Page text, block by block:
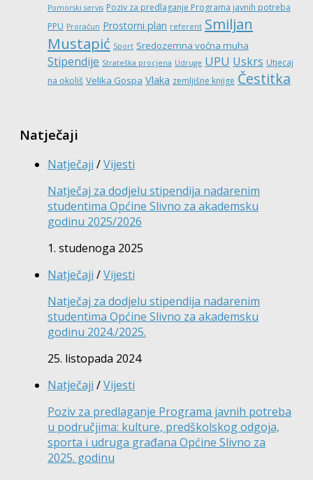
Pomorski servis Poziv za predlaganje Programa javnih potreba
PPU Proračun Prostorni plan referent Smiljan
Mustapić Sport Sredozemna voćna muha
Stipendije Strateška procjena Udruge UPU Uskrs Utjecaj
na okoliš Velika Gospa Vlaka zemljišne knjige Čestitka
Natječaji
Natječaji /Vijesti
Natječaj za dodjelu stipendija nadarenim
studentima Općine Slivno za akademsku
godinu 2025/2026
1. studenoga 2025
Natječaji /Vijesti
Natječaj za dodjelu stipendija nadarenim
studentima Općine Slivno za akademsku
godinu 2024./2025.
25. listopada 2024
Natječaji /Vijesti
Poziv za predlaganje Programa javnih potreba
u područjima: kulture, predškolskog odgoja,
sporta i udruga građana Općine Slivno za
2025. godinu